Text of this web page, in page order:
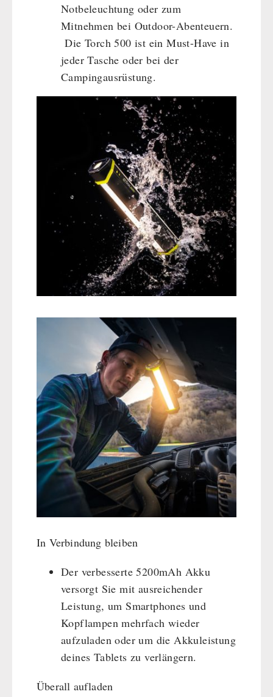
Notbeleuchtung oder zum
Mitnehmen bei Outdoor-Abenteuern.
Die Torch 500 ist ein Must-Have in
jeder Tasche oder bei der
Campingausrüstung.
In Verbindung bleiben
Der verbesserte 5200mAh Akku
versorgt Sie mit ausreichender
Leistung, um Smartphones und
Kopflampen mehrfach wieder
aufzuladen oder um die Akkuleistung
deines Tablets zu verlängern.
Überall aufladen